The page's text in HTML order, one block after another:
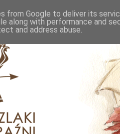
from Google to deliver its
along with performance and
and address abuse.